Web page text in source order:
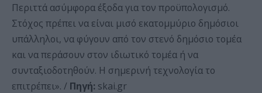
Περιττά ασύμφορα έξοδα για τον προϋπολογισμό.
Στόχος πρέπει να είναι μισό εκατομμύριο δημόσιοι
υπάλληλοι, να φύγουν από τον στενό δημόσιο τομέα
και να περάσουν στον ιδιωτικό τομέα ή να
συνταξιοδοτηθούν. Η σημερινή τεχνολογία το
επιτρέπει». / Πηγή: skai.gr